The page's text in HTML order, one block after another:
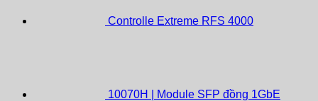
Controlle Extreme RFS 4000
10070H | Module SFP đồng 1GbE